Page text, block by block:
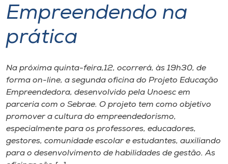
Unoesc
Internacionalização
I.nova
Diplomados
Cultura
Empreendendo na
prática
Na próxima quinta-feira,12, ocorrerá, às 19h30, de
forma on-line, a segunda oficina do Projeto Educação
Empreendedora, desenvolvido pela Unoesc em
parceria com o Sebrae. O projeto tem como objetivo
promover a cultura do empreendedorismo,
especialmente para os professores, educadores,
gestores, comunidade escolar e estudantes, auxiliando
para o desenvolvimento de habilidades de gestão. As